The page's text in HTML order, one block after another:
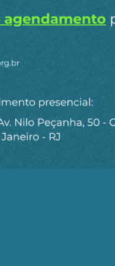
precisa de
o Poder Nacional
digno do nome
quando o trabalho,
naturais, que
sem nenhuma
neoliberal onde
qualidade mais
os
é uma aterradora
mas escravos
vil metal tudo que
acompanharia a